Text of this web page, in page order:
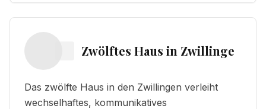
Zwölftes Haus in Zwillinge
Das zwölfte Haus in den Zwillingen verleiht
wechselhaftes, kommunikatives